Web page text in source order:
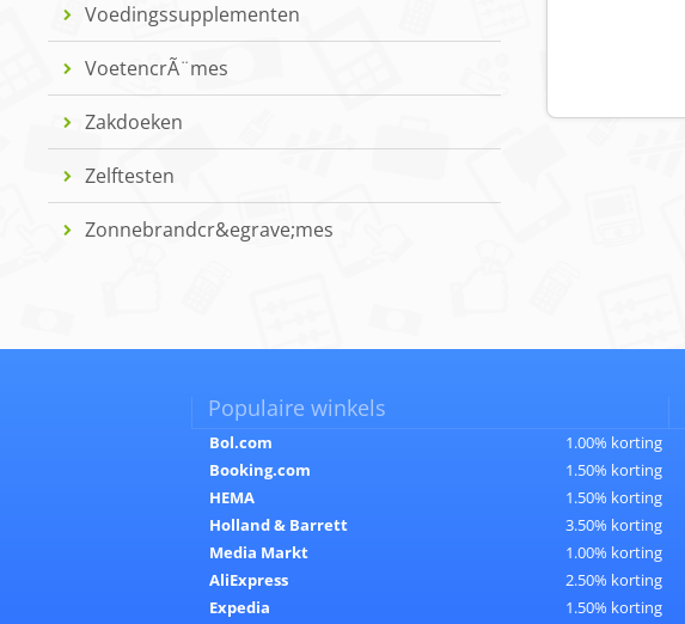
Voedingssupplementen
VoetencrÃ¨mes
Zakdoeken
Zelftesten
Zonnebrandcr&egrave;mes
Populaire winkels
Bol.com
1.00% korting
Booking.com
1.50% korting
HEMA
1.50% korting
Holland & Barrett
3.50% korting
Media Markt
1.00% korting
AliExpress
2.50% korting
Expedia
1.50% korting